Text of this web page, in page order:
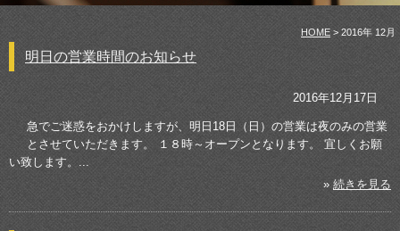
HOME > 2016年 12月
明日の営業時間のお知らせ
2016年12月17日
急でご迷惑をおかけしますが、明日18日（日）の営業は夜のみの営業
とさせていただきます。 １８時～オープンとなります。 宜しくお願
い致します。...
» 続きを見る